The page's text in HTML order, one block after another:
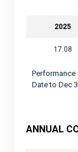
2025
17.08
Performance
Date to Dec
ANNUAL